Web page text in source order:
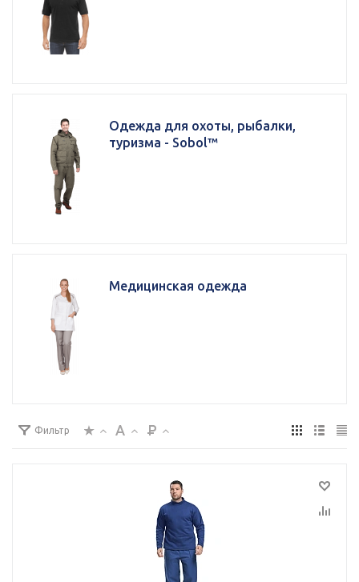
Одежда для охоты, рыбалки,
туризма - Sobol™
Медицинская одежда
Фильтр